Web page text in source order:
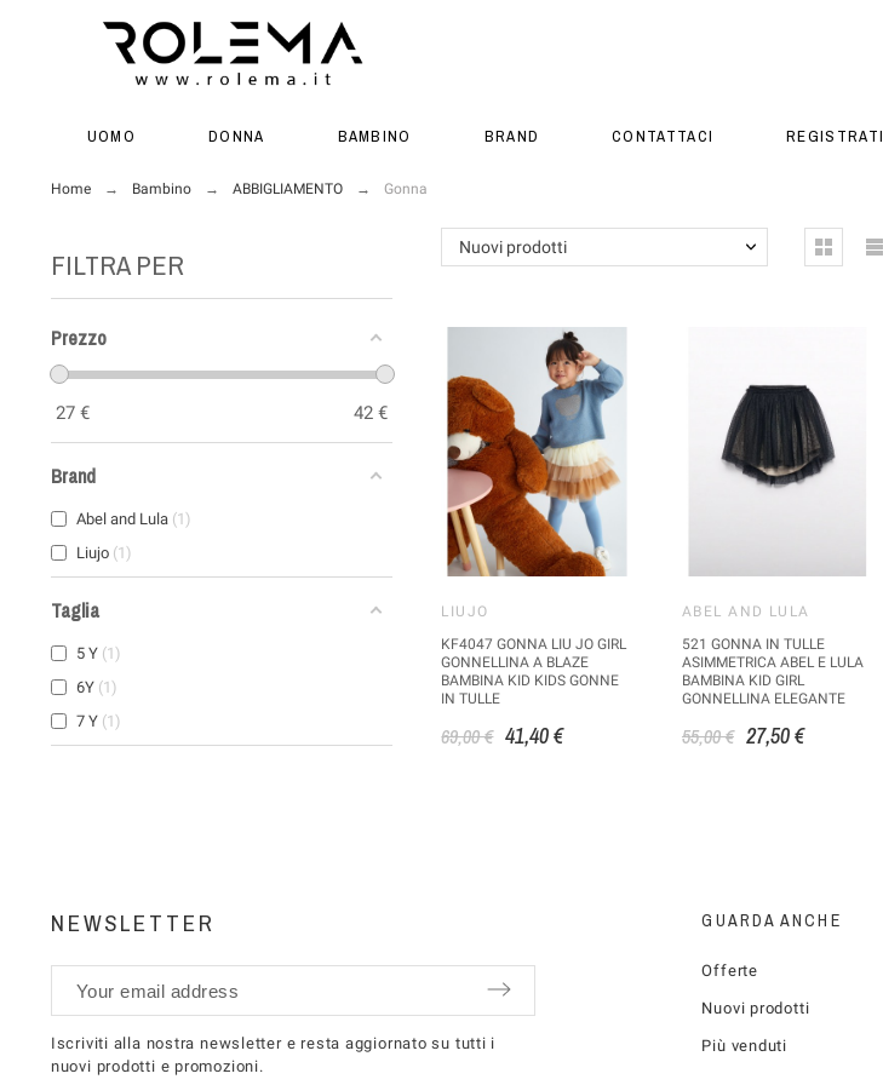
UOMO DONNA BAMBINO BRAND CONTATTACI REGISTRATI
Home Bambino ABBIGLIAMENTO Gonna
FILTRA PER
Prezzo
27€ 42 €
Brand
Abel and Lula 1
Liujo 1
Taglia
5 Y 1
6Y 1
7 Y 1
Nuovi prodotti
LIUJO
KF4047 GONNA LIU JO GIRL
GONNELLINA A BLAZE
BAMBINA KID KIDS GONNE
IN TULLE
69,00 € 41,40 €
ABEL AND LULA
521 GONNA IN TULLE
ASIMMETRICA ABEL E LULA
BAMBINA KID GIRL
GONNELLINA ELEGANTE
55,00 € 27,50 €
NEWSLETTER
Iscriviti alla nostra newsletter e resta aggiornato su tutti i
nuovi prodotti e promozioni.
GUARDA ANCHE
Offerte
Nuovi prodotti
Più venduti